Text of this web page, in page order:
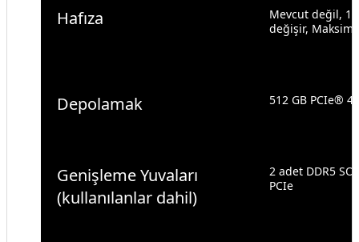
Hafıza
Mevcut değil,
değişir,
Depolamak 512 GB PCIe®
Genişleme Yuvaları
(kullanılanlar dahil)
2 adet DDR5
PCIe